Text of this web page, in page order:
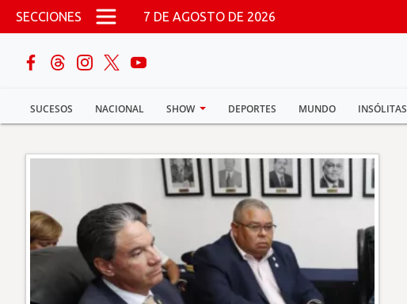
Pasar al contenido principal
SECCIONES 7 DE AGOSTO DE 2026
SUCESOS NACIONAL SHOW DEPORTES MUNDO INSÓLITAS
buscar
Sucesos
Nacional
Show
Deportes